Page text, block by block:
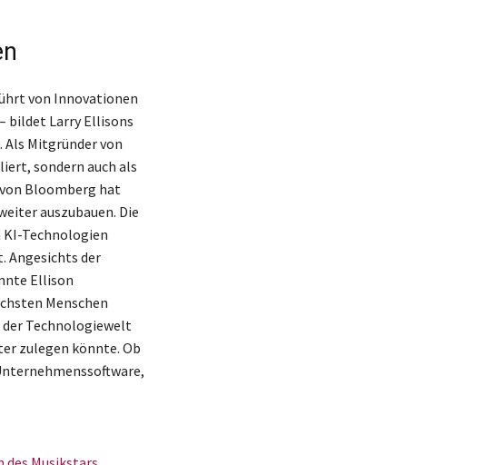
von Innovationen
bildet Larry Ellisons
Mitgründer von
sondern auch als
Bloomberg hat
auszubauen. Die
KI-Technologien
Angesichts der
Ellison
Menschen
der Technologiewelt
zulegen könnte. Ob